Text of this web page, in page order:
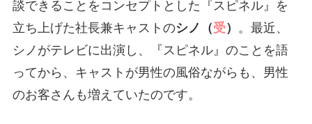
談できることをコンセプトとした『スピネル』を
立ち上げた社長兼キャストのシノ（受） 。最近、
シノがテレビに出演し、『スピネル』のことを語
ってから、キャストが男性の風俗ながらも、男性
のお客さんも増えていたのです。